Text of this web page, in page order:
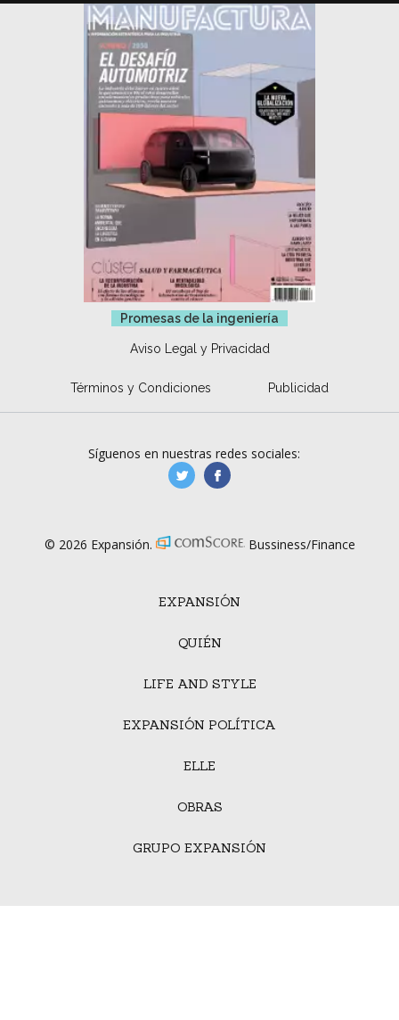
Promesas de la ingeniería
Aviso Legal y Privacidad
Términos y Condiciones Publicidad
EXPANSIÓN
QUIÉN
LIFE AND STYLE
EXPANSIÓN POLÍTICA
ELLE
OBRAS
GRUPO EXPANSIÓN
Síguenos en nuestras redes sociales:
manufacturaGE
© 2026 Expansión. Bussiness/Finance